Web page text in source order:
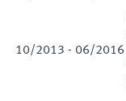
10/2013 - 06/2016